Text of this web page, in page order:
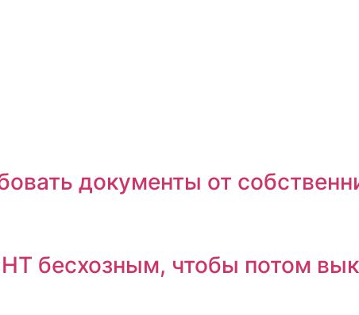
документы от
бесхозным, чтобы потом